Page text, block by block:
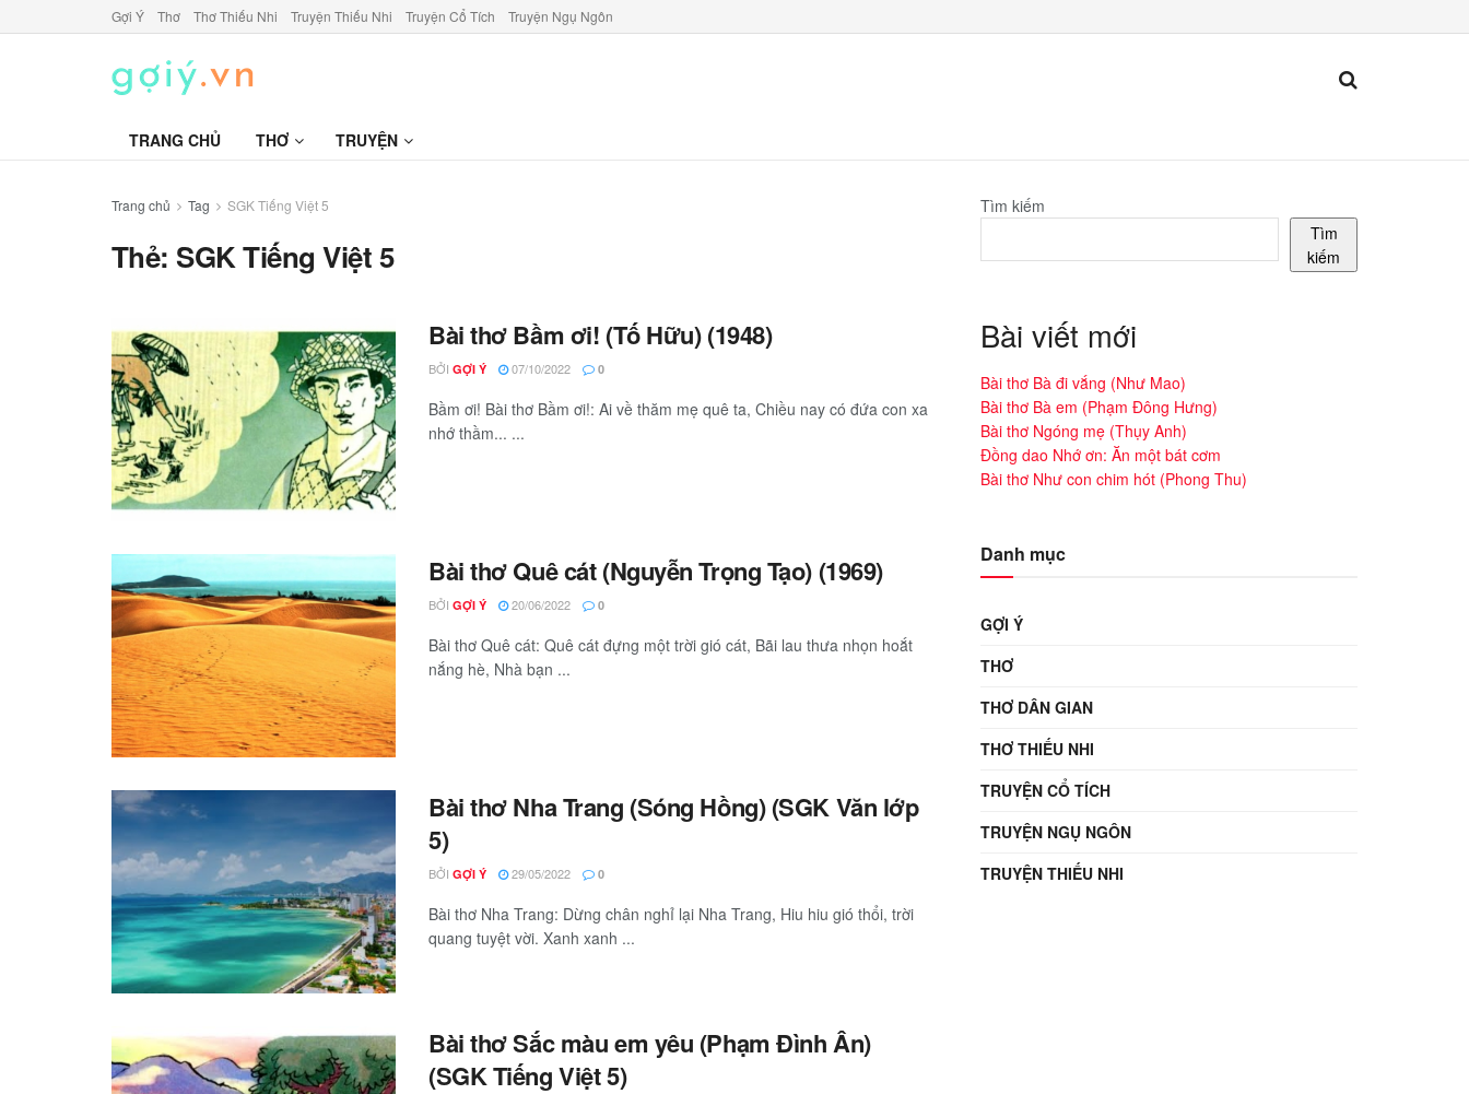
Gợi Ý Thơ Thơ Thiếu Nhi Truyện Thiếu Nhi Truyện Cổ Tích Truyện Ngụ Ngôn
TRANG CHỦ THƠ TRUYỆN
Trang chủ Tag SGK Tiếng Việt 5
Thẻ: SGK Tiếng Việt 5
Bài thơ Bầm ơi! (Tố Hữu) (1948)
BỞI GỢI Ý 07/10/2022 0
Bầm ơi! Bài thơ Bầm ơi!: Ai về thăm mẹ quê ta, Chiều nay có đứa con xa
nhớ thầm... ...
Bài thơ Quê cát (Nguyễn Trọng Tạo) (1969)
BỞI GỢI Ý 20/06/2022 0
Bài thơ Quê cát: Quê cát đựng một trời gió cát, Bãi lau thưa nhọn hoắt
nắng hè, Nhà bạn ...
Bài thơ Nha Trang (Sóng Hồng) (SGK Văn lớp
5)
BỞI GỢI Ý 29/05/2022 0
Bài thơ Nha Trang: Dừng chân nghỉ lại Nha Trang, Hiu hiu gió thổi, trời
quang tuyệt vời. Xanh xanh ...
Bài thơ Sắc màu em yêu (Phạm Đình Ân)
(SGK Tiếng Việt 5)
Tìm kiếm
Tìm
kiếm
Bài viết mới
Bài thơ Bà đi vắng (Như Mao)
Bài thơ Bà em (Phạm Đông Hưng)
Bài thơ Ngóng mẹ (Thụy Anh)
Đồng dao Nhớ ơn: Ăn một bát cơm
Bài thơ Như con chim hót (Phong Thu)
Danh mục
GỢI Ý
THƠ
THƠ DÂN GIAN
THƠ THIẾU NHI
TRUYỆN CỔ TÍCH
TRUYỆN NGỤ NGÔN
TRUYỆN THIẾU NHI